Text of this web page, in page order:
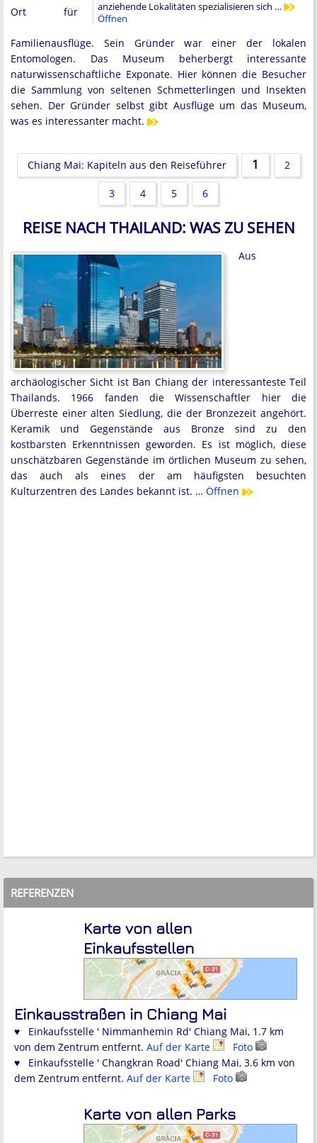
anziehende Lokalitäten spezialisieren sich …
Öffnen
Ort für
Familienausflüge. Sein Gründer war einer der lokalen
Entomologen. Das Museum beherbergt interessante
naturwissenschaftliche Exponate. Hier können die Besucher
die Sammlung von seltenen Schmetterlingen und Insekten
sehen. Der Gründer selbst gibt Ausflüge um das Museum,
was es interessanter macht.
Chiang Mai: Kapiteln aus den Reiseführer 1 2
3 4 5 6
REISE NACH THAILAND: WAS ZU SEHEN
Aus
archäologischer Sicht ist Ban Chiang der interessanteste Teil
Thailands. 1966 fanden die Wissenschaftler hier die
Überreste einer alten Siedlung, die der Bronzezeit angehört.
Keramik und Gegenstände aus Bronze sind zu den
kostbarsten Erkenntnissen geworden. Es ist möglich, diese
unschätzbaren Gegenstände im örtlichen Museum zu sehen,
das auch als eines der am häufigsten besuchten
Kulturzentren des Landes bekannt ist. … Öffnen
REFERENZEN
Karte von allen
Einkaufsstellen
Einkausstraßen in Chiang Mai
♥ Einkaufsstelle ' Nimmanhemin Rd' Chiang Mai, 1.7 km
von dem Zentrum entfernt. Auf der Karte
Foto
♥ Einkaufsstelle ' Changkran Road' Chiang Mai, 3.6 km von
dem Zentrum entfernt. Auf der Karte Foto
Karte von allen Parks